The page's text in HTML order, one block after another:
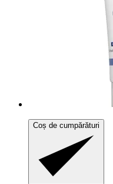
Coș de cumpărături